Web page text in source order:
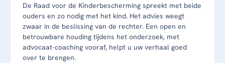
De Raad voor de Kinderbescherming spreekt met beide
ouders en zo nodig met het kind. Het advies weegt
zwaar in de beslissing van de rechter. Een open en
betrouwbare houding tijdens het onderzoek, met
advocaat-coaching vooraf, helpt u uw verhaal goed
over te brengen.